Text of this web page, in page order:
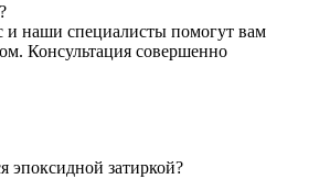
для штукатурки
для металла
и наши специалисты помогут вам
Консультация совершенно
эпоксидной затиркой?